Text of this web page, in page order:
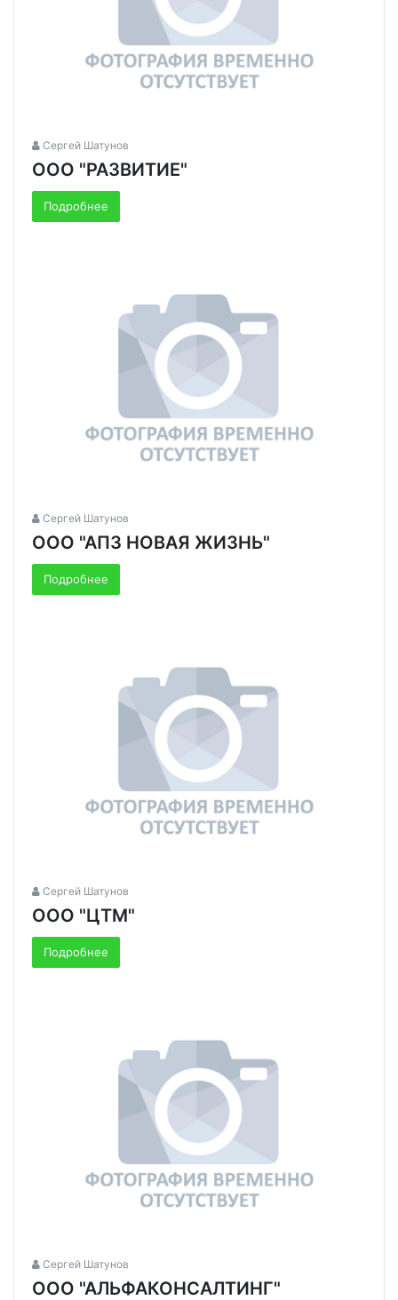
Сергей Шатунов
ООО "РАЗВИТИЕ"
Подробнее
Сергей Шатунов
ООО "АПЗ НОВАЯ ЖИЗНЬ"
Подробнее
Сергей Шатунов
ООО "ЦТМ"
Подробнее
Сергей Шатунов
ООО "АЛЬФАКОНСАЛТИНГ"